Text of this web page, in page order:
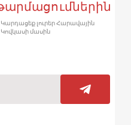
Կարդացեք լուրեր Հարավային
Կովկասի մասին